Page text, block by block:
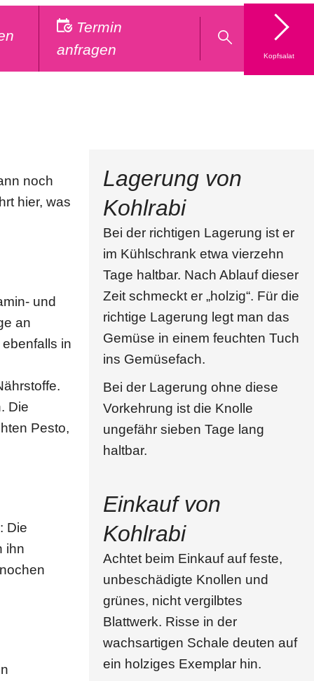
Termin
anfragen
Kopfsalat
noch
hier, was
und
an
in
Die
Pesto,
Die
ihn
Lagerung von
Kohlrabi
Bei der richtigen Lagerung ist er
im Kühlschrank etwa vierzehn
Tage haltbar. Nach Ablauf dieser
Zeit schmeckt er „holzig“. Für die
richtige Lagerung legt man das
Gemüse in einem feuchten Tuch
ins Gemüsefach.
Bei der Lagerung ohne diese
Vorkehrung ist die Knolle
ungefähr sieben Tage lang
haltbar.
Einkauf von
Kohlrabi
Achtet beim Einkauf auf feste,
unbeschädigte Knollen und
grünes, nicht vergilbtes
Blattwerk. Risse in der
wachsartigen Schale deuten auf
ein holziges Exemplar hin.